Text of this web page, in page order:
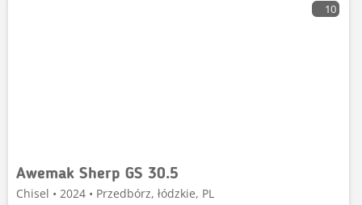
10
Awemak Sherp GS 30.5
Chisel • 2024 • Przedbórz, łódzkie, PL